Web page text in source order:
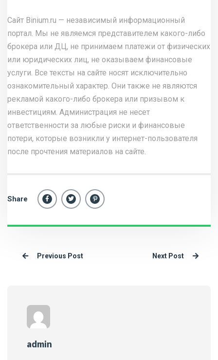
Сайт Binium.ru — независимый информационный
портал. Мы не являемся представителем какого-либо
брокера или ДЦ, не принимаем платежи от физических
или юридических лиц, не оказываем финансовые
услуги. Все тексты на сайте носят исключительно
ознакомительный характер. Они также не являются
рекламой какого-либо брокера или призывом к
инвестициям. Администрация не несет
ответственности за любые риски и финансовые
потери, которые возникли у интернет-пользователя
после прочтения материалов на сайте.
Share
Previous Post Next Post
admin